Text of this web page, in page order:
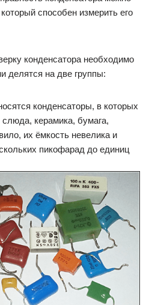
способен измерить его
конденсатора необходимо
делятся на две группы:
конденсаторы, в которых
керамика, бумага,
их ёмкость невелика и
пикофарад до единиц